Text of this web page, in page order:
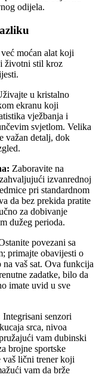
odijela.
moćan alat koji
životni stil kroz
u kristalno
ekranu koji
vježbanja i
svjetlom. Velika
važan detalj, dok
Zaboravite na
izvanrednoj
pri standardnom
da bez prekida pratite
za dobivanje
dužeg perioda.
povezani sa
primajte obavijesti o
vaš sat. Ova funkcija
zadatke, bilo da
imate uvid u sve
Integrisani senzori
srca, nivoa
vam dubinski
brojne sportske
vaš lični trener koji
vam da brže